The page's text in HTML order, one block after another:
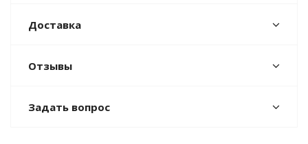
Доставка
Отзывы
Задать вопрос